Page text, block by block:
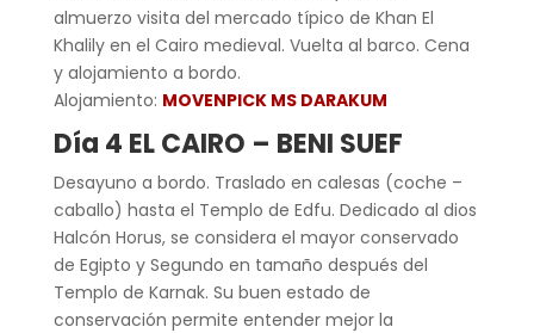
almuerzo visita del mercado típico de Khan El
Khalily en el Cairo medieval. Vuelta al barco. Cena
y alojamiento a bordo.
Alojamiento: MOVENPICK MS DARAKUM
Día 4 EL CAIRO – BENI SUEF
Desayuno a bordo. Traslado en calesas (coche –
caballo) hasta el Templo de Edfu. Dedicado al dios
Halcón Horus, se considera el mayor conservado
de Egipto y Segundo en tamaño después del
Templo de Karnak. Su buen estado de
conservación permite entender mejor la